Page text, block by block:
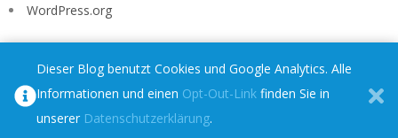
WordPress.org
Datenschutz
Dieser Blog benutzt Cookies und Google Analytics. Alle
Informationen und einen Opt-Out-Link finden Sie in
unserer Datenschutzerklärung.